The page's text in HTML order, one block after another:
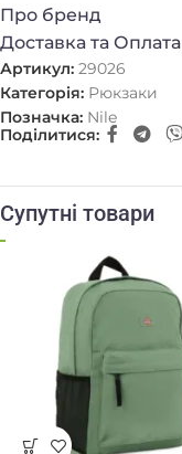
Про бренд
Доставка та Оплата
Артикул: 29026
Категорія: Рюкзаки
Позначка: Nile
Поділитися:
Супутні товари